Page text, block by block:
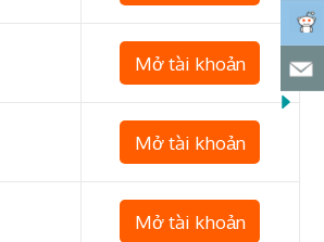
Mở tài khoản
Mở tài khoản
Mở tài khoản